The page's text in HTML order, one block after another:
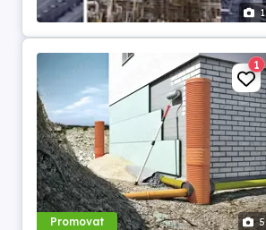
1
Promovat 5
1